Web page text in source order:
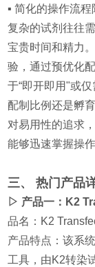
▪️ 简化的操作流
复杂的试剂往往
宝贵时间和精力
验，通过预优化
于“即开即用"或
配制比例还是孵
对易用性的追求
能够迅速掌握操
三、 热门产品
▷ 产品一：K2
品名：K2
产品特点：该系
工具，由K2转染